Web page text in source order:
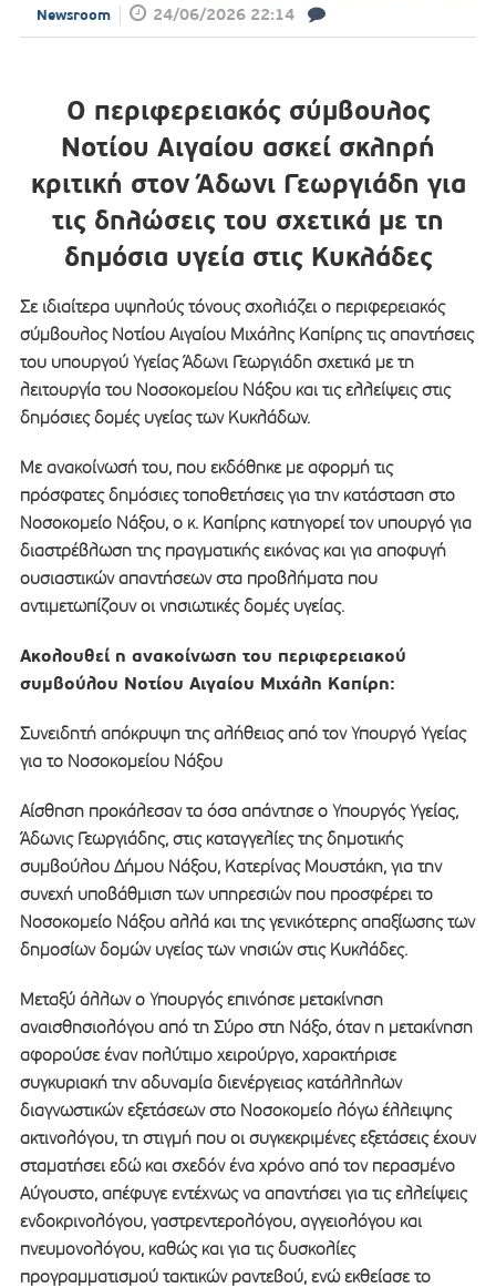
Newsroom 24/06/2026 22:14
Ο περιφερειακός σύμβουλος
Νοτίου Αιγαίου ασκεί σκληρή
κριτική στον Άδωνι Γεωργιάδη για
τις δηλώσεις του σχετικά με τη
δημόσια υγεία στις Κυκλάδες
Σε ιδιαίτερα υψηλούς τόνους σχολιάζει ο περιφερειακός
σύμβουλος Νοτίου Αιγαίου Μιχάλης Καπίρης τις απαντήσεις
του υπουργού Υγείας Άδωνι Γεωργιάδη σχετικά με τη
λειτουργία του Νοσοκομείου Νάξου και τις ελλείψεις στις
δημόσιες δομές υγείας των Κυκλάδων.
Με ανακοίνωσή του, που εκδόθηκε με αφορμή τις
πρόσφατες δημόσιες τοποθετήσεις για την κατάσταση στο
Νοσοκομείο Νάξου, ο κ. Καπίρης κατηγορεί τον υπουργό για
διαστρέβλωση της πραγματικής εικόνας και για αποφυγή
ουσιαστικών απαντήσεων στα προβλήματα που
αντιμετωπίζουν οι νησιωτικές δομές υγείας.
Ακολουθεί η ανακοίνωση του περιφερειακού
συμβούλου Νοτίου Αιγαίου Μιχάλη Καπίρη:
Συνειδητή απόκρυψη της αλήθειας από τον Υπουργό Υγείας
για το Νοσοκομείου Νάξου
Αίσθηση προκάλεσαν τα όσα απάντησε ο Υπουργός Υγείας,
Άδωνις Γεωργιάδης, στις καταγγελίες της δημοτικής
συμβούλου Δήμου Νάξου, Κατερίνας Μουστάκη, για την
συνεχή υποβάθμιση των υπηρεσιών που προσφέρει το
Νοσοκομείο Νάξου αλλά και της γενικότερης απαξίωσης των
δημοσίων δομών υγείας των νησιών στις Κυκλάδες.
Μεταξύ άλλων ο Υπουργός επινόησε μετακίνηση
αναισθησιολόγου από τη Σύρο στη Νάξο, όταν η μετακίνηση
αφορούσε έναν πολύτιμο χειρούργο, χαρακτήρισε
συγκυριακή την αδυναμία διενέργειας κατάλληλων
διαγνωστικών εξετάσεων στο Νοσοκομείο λόγω έλλειψης
ακτινολόγου, τη στιγμή που οι συγκεκριμένες εξετάσεις έχουν
σταματήσει εδώ και σχεδόν ένα χρόνο από τον περασμένο
Αύγουστο, απέφυγε εντέχνως να απαντήσει για τις ελλείψεις
ενδοκρινολόγου, γαστρεντερολόγου, αγγειολόγου και
πνευμονολόγου, καθώς και για τις δυσκολίες
προγραμματισμού τακτικών ραντεβού, ενώ εκθείασε το